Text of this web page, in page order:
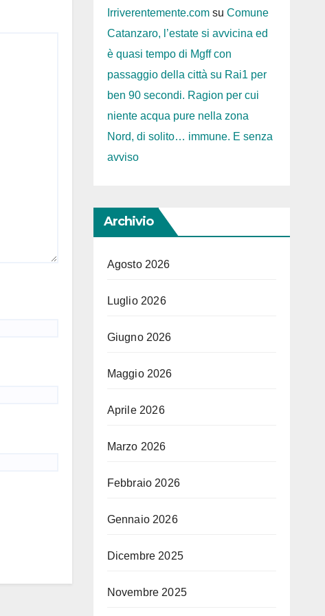
Irriverentemente.comsu Comune
Catanzaro, l’estate si avvicina ed
è quasi tempo di Mgff con
passaggio della città su Rai1 per
ben 90 secondi. Ragion per cui
niente acqua pure nella zona
Nord, di solito… immune. E senza
avviso
Archivio
Agosto 2026
Luglio 2026
Giugno 2026
Maggio 2026
Aprile 2026
Marzo 2026
Febbraio 2026
Gennaio 2026
Dicembre 2025
Novembre 2025